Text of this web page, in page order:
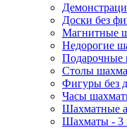
Доски без
Магнитные
Недорогие
Подарочные
Столы
Фигуры без
Часы
Шахматные
Шахматы - 3